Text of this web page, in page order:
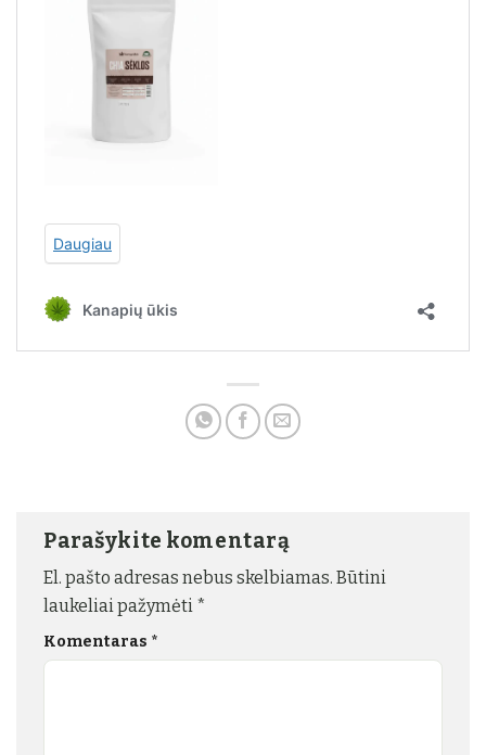
Parašykite komentarą
El. pašto adresas nebus skelbiamas. Būtini
laukeliai pažymėti *
Komentaras *